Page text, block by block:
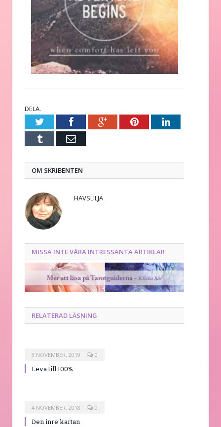
DELA.
TwitterFacebookGoogle+PinterestLinkedIn
Tumblr E-
OM SKRIBENTEN
HAVSLILJA
MISSA INTE VÅRA INTRESSANTA ARTIKLAR
RELATERAD LÄSNING
3 NOVEMBER, 2019 0
Leva till 100%
4 NOVEMBER, 2018 0
Den inre kartan